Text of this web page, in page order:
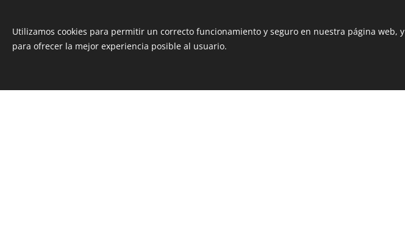
Utilizamos cookies para permitir un correcto funcionamiento y seguro en nuestra página web, y
para ofrecer la mejor experiencia posible al usuario.